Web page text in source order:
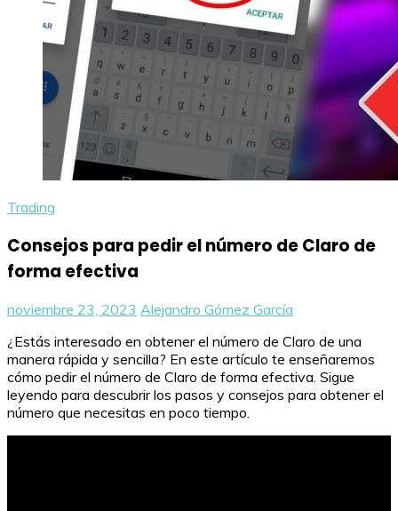
Trading
Consejos para pedir el número de Claro de
forma efectiva
noviembre 23, 2023 Alejandro Gómez García
¿Estás interesado en obtener el número de Claro de una
manera rápida y sencilla? En este artículo te enseñaremos
cómo pedir el número de Claro de forma efectiva. Sigue
leyendo para descubrir los pasos y consejos para obtener el
número que necesitas en poco tiempo.